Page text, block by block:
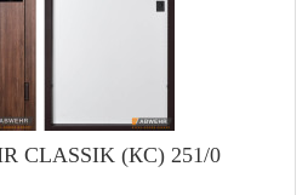
CLASSIK (КС) 251/0